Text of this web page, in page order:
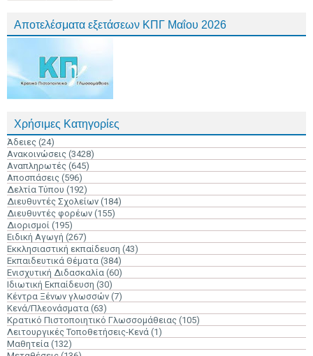
Αποτελέσματα εξετάσεων ΚΠΓ Μαΐου 2026
Χρήσιμες Κατηγορίες
Άδειες (24)
Ανακοινώσεις (3428)
Αναπληρωτές (645)
Αποσπάσεις (596)
Δελτία Τύπου (192)
Διευθυντές Σχολείων (184)
Διευθυντές φορέων (155)
Διορισμοί (195)
Ειδική Αγωγή (267)
Εκκλησιαστική εκπαίδευση (43)
Εκπαιδευτικά Θέματα (384)
Ενισχυτική Διδασκαλία (60)
Ιδιωτική Εκπαίδευση (30)
Κέντρα Ξένων γλωσσών (7)
Κενά/Πλεονάσματα (63)
Κρατικό Πιστοποιητικό Γλωσσομάθειας (105)
Λειτουργικές Τοποθετήσεις-Κενά (1)
Μαθητεία (132)